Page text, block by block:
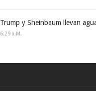
Trump y Sheinbaum llevan
6:29 A.m.